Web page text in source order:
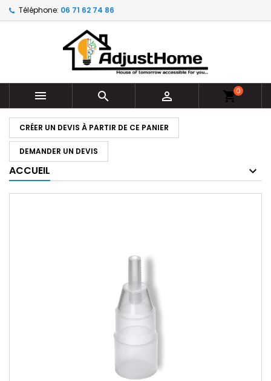
Téléphone: 06 71 62 74 86
   shopping_cart0
CRÉER UN DEVIS À PARTIR DE CE PANIER
DEMANDER UN DEVIS
ACCUEIL